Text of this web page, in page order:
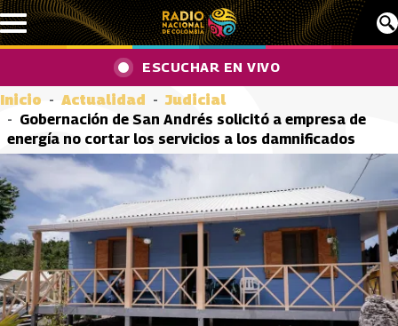
Pasar al contenido principal
ESCUCHAR EN VIVO
Inicio Actualidad
Judicial
Gobernación de San Andrés solicitó a empresa de
energía no cortar los servicios a los damnificados